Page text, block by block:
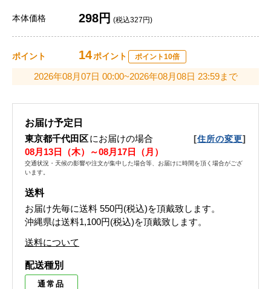
本体価格 298円 (税込327円)
ポイント 14ポイント ポイント10倍
2026年08月07日 00:00~2026年08月08日 23:59まで
お届け予定日
東京都千代田区にお届けの場合 [住所の変更]
08月13日（木）～08月17日（月）
交通状況・天候の影響や注文が集中した場合等、お届けに時間を頂く場合がござ
います。
送料
お届け先毎に送料 550円(税込)を頂戴致します。
沖縄県は送料1,100円(税込)を頂戴致します。
送料について
配送種別
通常品